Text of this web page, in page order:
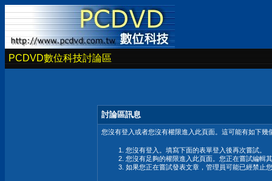
PCDVD數位科技討論區
討論區訊息
您沒有登入或者您沒有權限進入此頁面。這可能有如下幾
您沒有登入。填寫下面的表單登入後再次嘗試。
您沒有足夠的權限進入此頁面。您正在嘗試編輯
如果您正在嘗試發表文章，管理員可能已經禁止